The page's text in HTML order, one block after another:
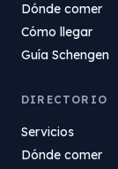
Dónde comer
Cómo llegar
Guía Schengen
DIRECTORIO
Servicios
Dónde comer